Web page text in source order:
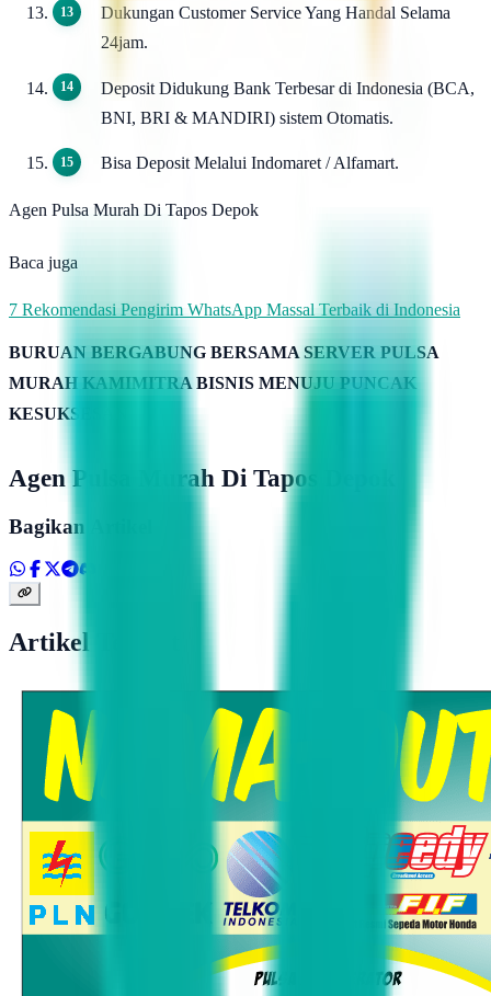
Dukungan Customer Service Yang Handal Selama
24jam.
Deposit Didukung Bank Terbesar di Indonesia (BCA,
BNI, BRI & MANDIRI) sistem Otomatis.
Bisa Deposit Melalui Indomaret / Alfamart.
Agen Pulsa Murah Di Tapos Depok
Baca juga
7 Rekomendasi Pengirim WhatsApp Massal Terbaik di Indonesia
BURUAN BERGABUNG BERSAMA SERVER PULSA
MURAH KAMIMITRA BISNIS MENUJU PUNCAK
KESUKSESAN
Agen Pulsa Murah Di Tapos Depok
Bagikan Artikel
Artikel Terkait